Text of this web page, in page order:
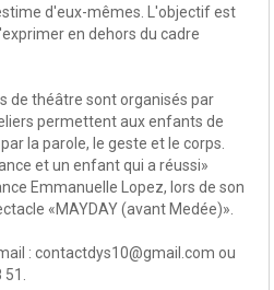
d'eux-mêmes. L'objectif est
en dehors du cadre
de théâtre sont organisés par
permettent aux enfants de
la parole, le geste et le corps.
et un enfant qui a réussi»
Emmanuelle Lopez, lors de son
«MAYDAY (avant Medée)».
: contactdys10@gmail.com ou